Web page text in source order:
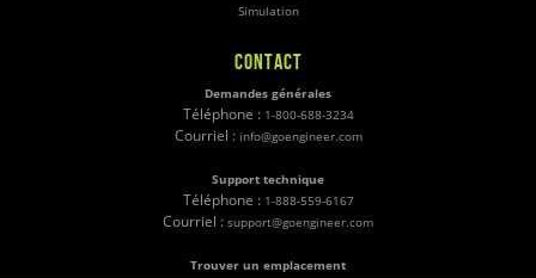
Simulation
CONTACT
Demandes générales
Téléphone : 1-800-688-3234
Courriel : info@goengineer.com
Support technique
Téléphone : 1-888-559-6167
Courriel : support@goengineer.com
Trouver un emplacement